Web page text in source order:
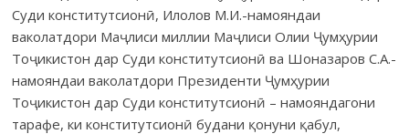
Суди конститутсионӣ, Илолов М.И.-намояндаи
ваколатдори Маҷлиси миллии Маҷлиси Олии Ҷумҳурии
Тоҷикистон дар Суди конститутсионӣ ва Шоназаров С.А.-
намояндаи ваколатдори Президенти Ҷумҳурии
Тоҷикистон дар Суди конститутсионӣ – намояндагони
тарафе, ки конститутсионӣ будани қонуни қабул,